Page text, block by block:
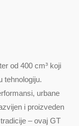
od 400 cm³ koji
tehnologiju.
urbane
i proizveden
– ovaj GT